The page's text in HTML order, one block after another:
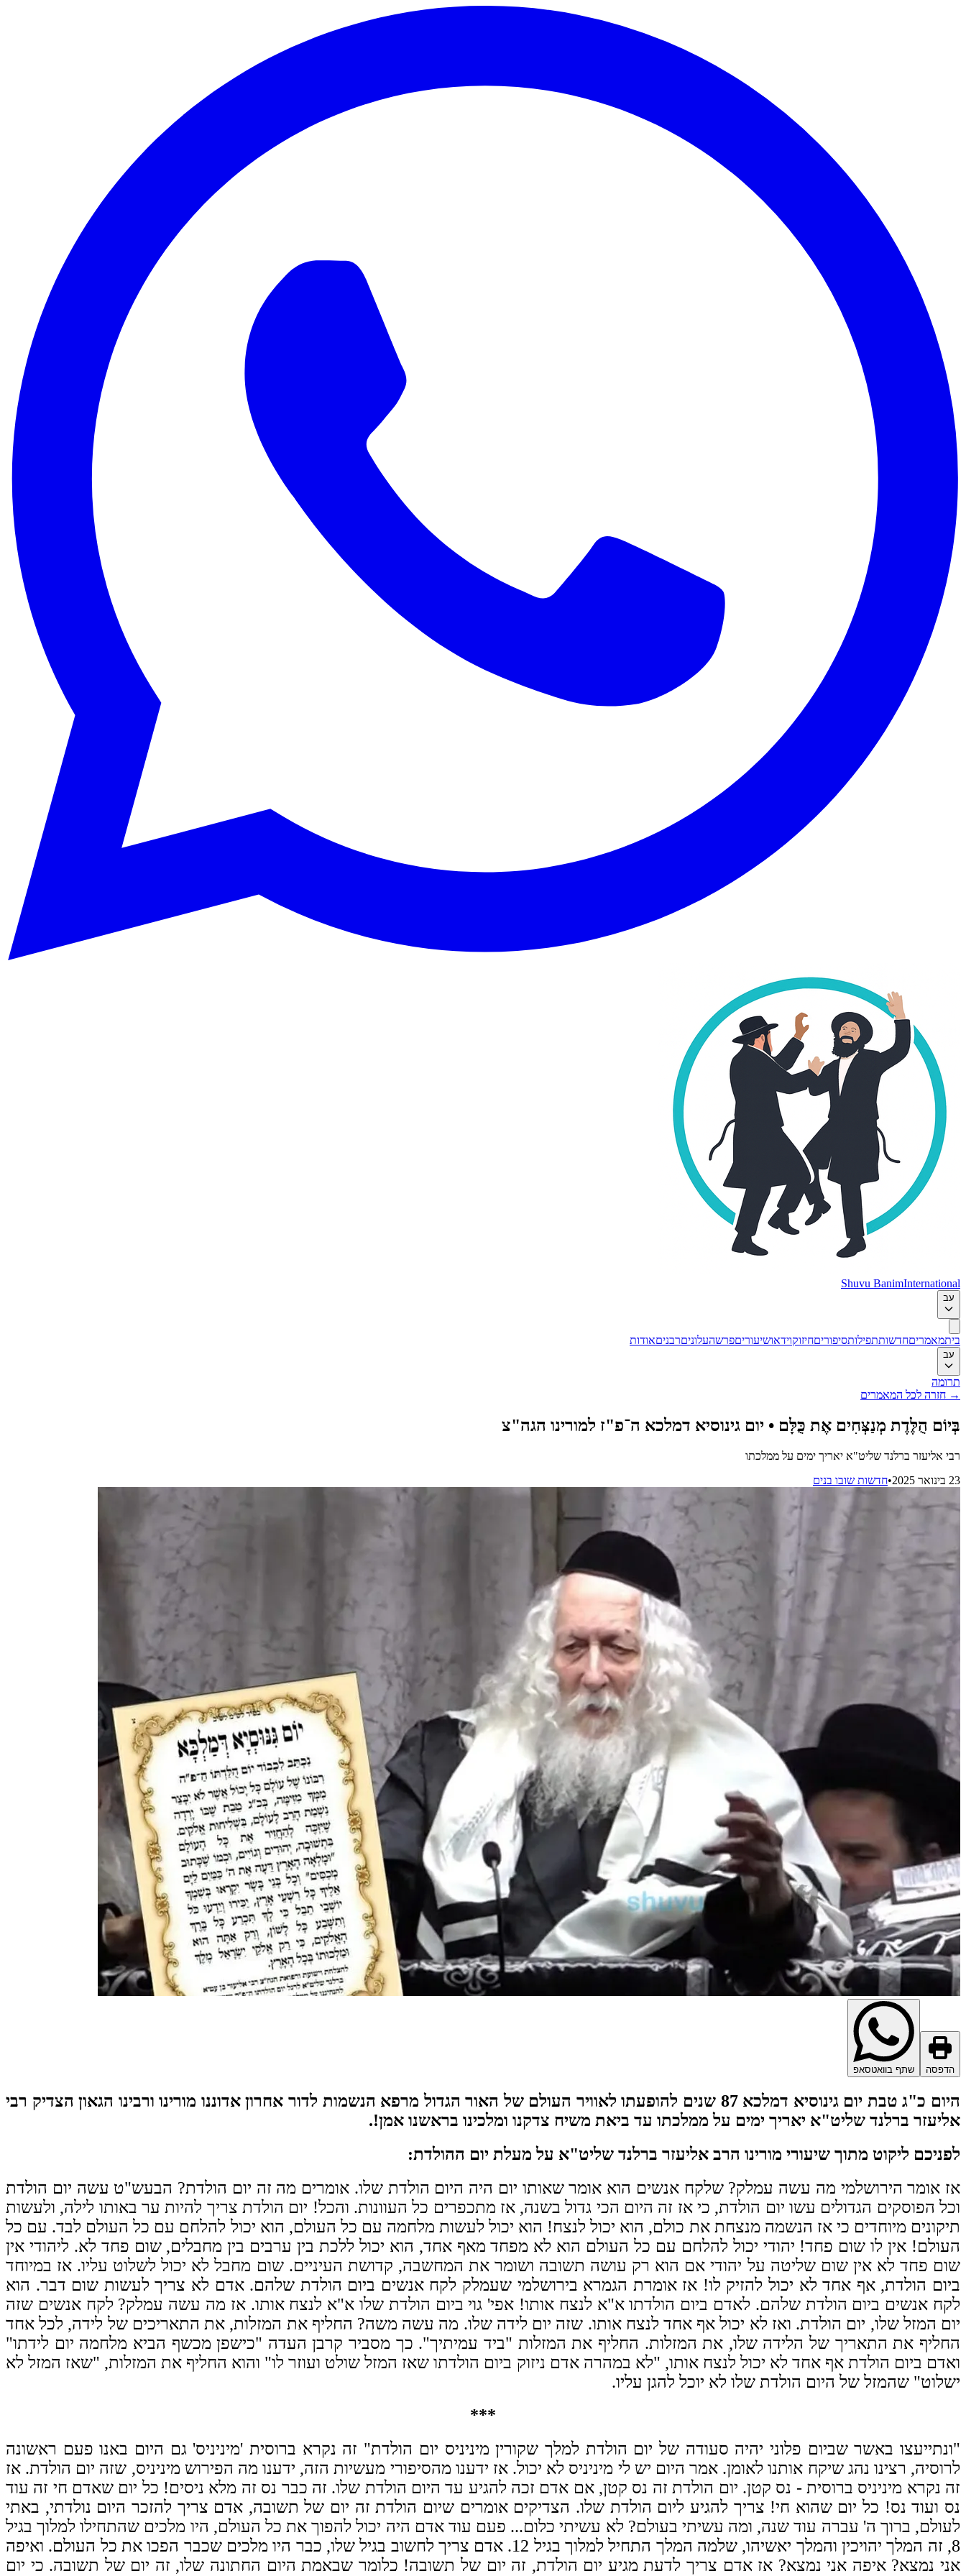
Shuvu BanimInternational
עב
ביתמאמריםחדשותתפילותסיפוריםחיזוקוידאושיעוריםפרשהעלוניםרבניםאודות
עב
תרומה
→ חזרה לכל המאמרים
בְּיוֹם הֻלֶּדֶת מְנַצְּחִים אֶת כֻּלָּם • יום גינוסיא דמלכא ה־פ"ז למורינו הגה"צ
רבי אליעזר ברלנד שליט"א יאריך ימים על ממלכתו
23 בינואר 2025
•חדשות שובו בנים
הדפסה שתף בוואטסאפ
היום כ"ג טבת יום גינוסיא דמלכא 87 שנים להופעתו לאוויר העולם של האור הגדול מרפא הנשמות לדור אחרון אדוננו מורינו ורבינו הגאון הצדיק רבי
אליעזר ברלנד שליט"א יאריך ימים על ממלכתו עד ביאת משיח צדקנו ומלכינו בראשנו אמן!.
לפניכם ליקוט מתוך שיעורי מורינו הרב אליעזר ברלנד שליט"א על מעלת יום ההולדת:
אז אומר הירושלמי מה עשה עמלק? שלקח אנשים הוא אומר שאותו יום היה היום הולדת שלו. אומרים מה זה יום הולדת? הבעש"ט עשה יום הולדת
וכל הפוסקים הגדולים עשו יום הולדת, כי אז זה היום הכי גדול בשנה, אז מתכפרים כל העוונות. והכל! יום הולדת צריך להיות ער באותו לילה, ולעשות
תיקונים מיוחדים כי אז הנשמה מנצחת את כולם, הוא יכול לנצח! הוא יכול לעשות מלחמה עם כל העולם, הוא יכול להלחם עם כל העולם לבד. עם כל
העולם! אין לו שום פחד! יהודי יכול להלחם עם כל העולם הוא לא מפחד מאף אחד, הוא יכול ללכת בין ערבים בין מחבלים, שום פחד לא. ליהודי אין
שום פחד לא אין שום שליטה על יהודי אם הוא רק עושה תשובה ושומר את המחשבה, קדושת העיניים. שום מחבל לא יכול לשלוט עליו. אז במיוחד
ביום הולדת, אף אחד לא יכול להזיק לו! אז אומרת הגמרא בירושלמי שעמלק לקח אנשים ביום הולדת שלהם. אדם לא צריך לעשות שום דבר. הוא
לקח אנשים ביום הולדת שלהם. לאדם ביום הולדתו א"א לנצח אותו! אפי' גוי ביום הולדת שלו א"א לנצח אותו. אז מה עשה עמלק? לקח אנשים שזה
יום המזל שלו, יום הולדת. ואז לא יכול אף אחד לנצח אותו. שזה יום לידה שלו. מה עשה משה? החליף את המזלות, את התאריכים של לידה, לכל אחד
החליף את התאריך של הלידה שלו, את המזלות. החליף את המזלות "ביד עמיתיך". כך מסביר קרבן העדה "כישפן מכשף הביא מלחמה יום לידתו"
ואדם ביום הולדת אף אחד לא יכול לנצח אותו, "לא במהרה אדם ניזוק ביום הולדתו שאז המזל שולט ועוזר לו" והוא החליף את המזלות, "שאז המזל לא
ישלוט" שהמזל של היום הולדת שלו לא יוכל להגן עליו.
***
"ונתייעצו באשר שביום פלוני יהיה סעודה של יום הולדת למלך שקורין מיניניס יום הולדת" זה נקרא ברוסית 'מיניניס' גם היום באנו פעם ראשונה
לרוסיה, רצינו נהג שיקח אותנו לאומן. אמר היום יש לי מיניניס לא יכול. אז ידענו מהסיפורי מעשיות הזה, ידענו מה הפירוש מיניניס, שזה יום הולדת. אז
זה נקרא מיניניס ברוסית - נס קטן. יום הולדת זה נס קטן, אם אדם זכה להגיע עד היום הולדת שלו. זה כבר נס זה מלא ניסים! כל יום שאדם חי זה עוד
נס ועוד נס! כל יום שהוא חי! צריך להגיע ליום הולדת שלו. הצדיקים אומרים שיום הולדת זה יום של תשובה, אדם צריך להזכר היום נולדתי, באתי
לעולם, ברוך ה' עברה עוד שנה, ומה עשיתי בעולם? לא עשיתי כלום... פעם עוד אדם היה יכול להפוך את כל העולם, היו מלכים שהתחילו למלוך בגיל
8, זה המלך יהויכין והמלך יאשיהו, שלמה המלך התחיל למלוך בגיל 12. אדם צריך לחשוב בגיל שלו, כבר היו מלכים שכבר הפכו את כל העולם. ואיפה
אני נמצא? איפה אני נמצא? אז אדם צריך לדעת מגיע יום הולדת, זה יום של תשובה! כלומר שבאמת היום החתונה שלו, זה יום של תשובה. כי יום